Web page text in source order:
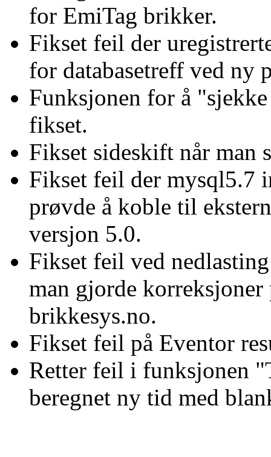
for EmiTag brikker.
Fikset feil der
for databasetreff ved ny
Funksjonen for å
fikset.
Fikset sideskift når man
Fikset feil der mysql5.7
prøvde å koble til
versjon 5.0.
Fikset feil ved
man gjorde korreksjoner
brikkesys.no.
Fikset feil på Eventor
Retter feil i funksjonen
beregnet ny tid med